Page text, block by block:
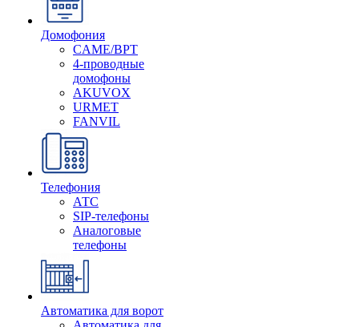
Домофония
CAME/BPT
4-проводные
домофоны
AKUVOX
URMET
FANVIL
Телефония
АТС
SIP-телефоны
Аналоговые
телефоны
Автоматика для ворот